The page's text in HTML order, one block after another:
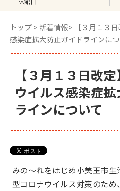
休館日
トップ> 新着情報> 【３月１３
感染症拡大防止ガイドラインに
【３月１３日改
ウイルス感染症
ラインについて
みの～れをはじめ小美玉市
型コロナウイルス対策のため、